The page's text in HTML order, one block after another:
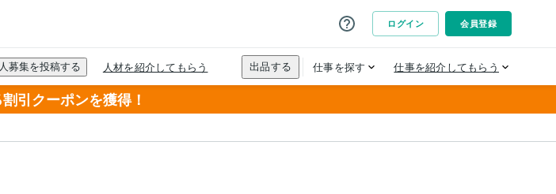
引クーポンを獲得！